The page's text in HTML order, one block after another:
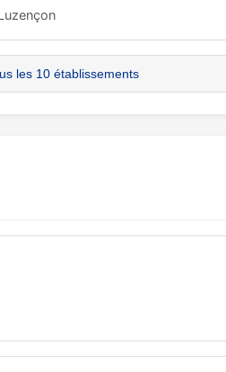
les 10 établissements